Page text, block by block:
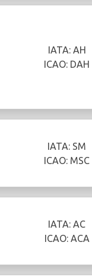
IATA: AH
ICAO: DAH
IATA: SM
ICAO: MSC
IATA: AC
ICAO: ACA